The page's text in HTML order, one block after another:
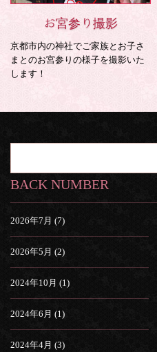
お宮参り撮影
京都市内の神社でご家族とお子さ
まとのお宮参りの様子を撮影いた
します！
BACK NUMBER
2026年7月 (7)
2026年5月 (2)
2024年10月 (1)
2024年6月 (1)
2024年4月 (3)